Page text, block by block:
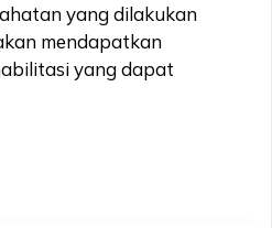
yang dilakukan
mendapatkan
yang dapat